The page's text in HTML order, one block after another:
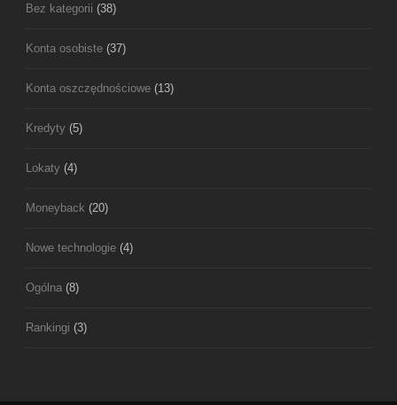
Bez kategorii (38)
Konta osobiste (37)
Konta oszczędnościowe (13)
Kredyty (5)
Lokaty (4)
Moneyback (20)
Nowe technologie (4)
Ogólna (8)
Rankingi (3)